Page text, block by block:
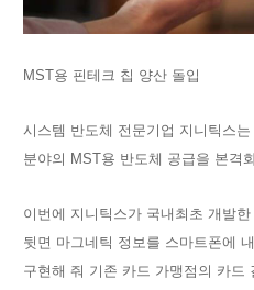
MST용 핀테크 칩 양산 돌입
시스템 반도체 전문기업 지니틱스
분야의 MST용 반도체 공급을 본격
이번에 지니틱스가 국내최초 개발
뒷면 마그네틱 정보를 스마트폰에
구현해 줘 기존 카드 가맹점의 카드